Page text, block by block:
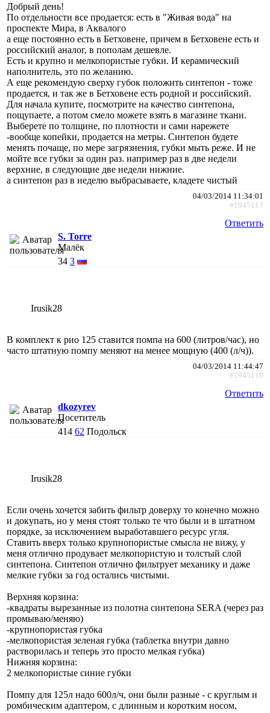
Добрый день!
По отдельности все продается: есть в "Живая вода" на
проспекте Мира, в Аквалого
а еще постоянно есть в Бетховене, причем в Бетховене есть и
российский аналог, в пополам дешевле.
Есть и крупно и мелкопористые губки. И керамический
наполнитель, это по желанию.
А еще рекомендую сверху губок положить синтепон - тоже
продается, и так же в Бетховене есть родной и российский.
Для начала купите, посмотрите на качество синтепона,
пощупаете, а потом смело можете взять в магазине ткани.
Выберете по толщине, по плотности и сами нарежете
-вообще копейки, продается на метры. Синтепон будете
менять почаще, по мере загрязнения, губки мыть реже. И не
мойте все губки за один раз. например раз в две недели
верхние, в следующие две недели нижние.
а синтепон раз в неделю выбрасываете, кладете чистый
04/03/2014 11:34:01
#1945113
Ответить
S. Torre
Малёк
34 3
Irusik28
В комплект к рио 125 ставится помпа на 600 (литров/час), но
часто штатную помпу меняют на менее мощную (400 (л/ч)).
04/03/2014 11:44:47
#1945118
Ответить
dkozyrev
Посетитель
414 62 Подольск
Irusik28
Если очень хочется забить фильтр доверху то конечно можно
и докупать, но у меня стоят только те что были и в штатном
порядке, за исключением выработавшего ресурс угля.
Ставить вверх только крупнопористые смысла не вижу, у
меня отлично продувает мелкопористую и толстый слой
синтепона. Синтепон отлично фильтрует механику и даже
мелкие губки за год остались чистыми.
Верхняя корзина:
-квадраты вырезанные из полотна синтепона SERA (через раз
промываю/меняю)
-крупнопористая губка
-мелкопористая зеленая губка (таблетка внутри давно
растворилась и теперь это просто мелкая губка)
Нижняя корзина:
2 мелкопористые синие губки
Помпу для 125л надо 600л/ч, они были разные - с круглым и
ромбическим адаптером, с длинным и коротким носом,